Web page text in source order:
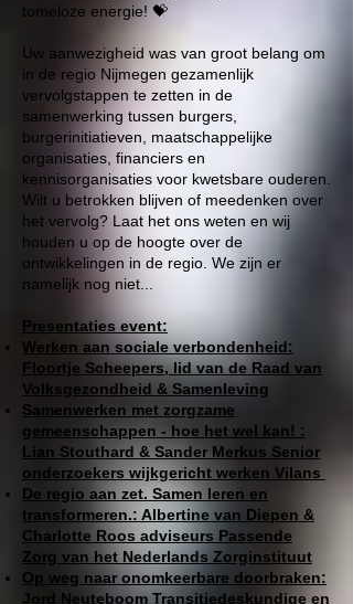
tomeloze energie! 💝
Uw aanwezigheid was van groot belang om
in de regio Nijmegen gezamenlijk
vervolgstappen te zetten in de
samenwerking tussen burgers,
burgerinitiatieven, maatschappelijke
organisaties, financiers en
kennisorganisaties voor kwetsbare ouderen.
Wilt u betrokken blijven of meedenken over
het vervolg? Laat het ons weten en wij
houden u op de hoogte over de
ontwikkelingen in de regio. We zijn er
namelijk nog niet...
Presentaties event:
Werken aan sociale verbondenheid:
Floortje Scheepers, lid van de Raad van
Volksgezondheid & Samenleving
Samenwerken met zorgzame
gemeenschappen - hoe het wel kan! :
Lian Stouthard & Sander Merkus Senior
onderzoekers wijkgericht werken Vilans
De regio aan zet. Samen leren en
transformeren.: Albertine van Diepen &
Charlotte Roos adviseurs Passende
Zorg van het Nederlands Zorginstituut
Op weg naar onomkeerbare doorbraken:
Jord Neuteboom Transitiedeskundige en